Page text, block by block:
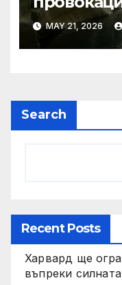
MAY 21, 2026
Search
Recent Posts
Харвард ще
въпреки